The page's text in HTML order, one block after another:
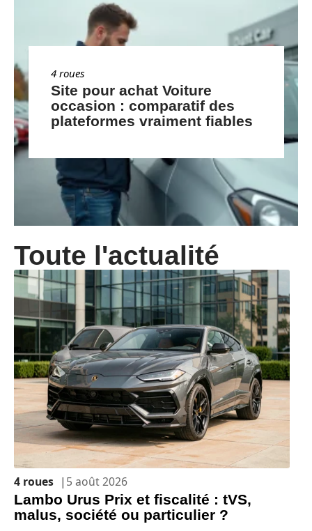
4 roues
Site pour achat Voiture
occasion : comparatif des
plateformes vraiment fiables
Toute l'actualité
4 roues 5 août 2026
Lambo Urus Prix et fiscalité : tVS,
malus, société ou particulier ?